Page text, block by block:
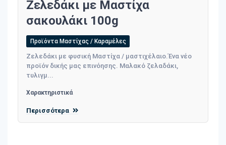
Ζελεδάκι με Μαστίχα
σακουλάκι 100g
Προϊόντα Μαστίχας / Καραμέλες
Ζελεδάκι με φυσική Μαστίχα / μαστιχέλαιο.Ένα νέο
προϊόν δικής μας επινόησης. Μαλακό ζελαδάκι,
τυλιγμ...
Χαρακτηριστικά
Περισσότερα